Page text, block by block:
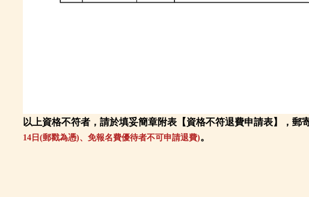
以上資格不符者，請於填妥簡章附表【資格不符退費申請表】 ， 郵
14日(郵戳為憑)、免報名費優待者不可申請退費)。